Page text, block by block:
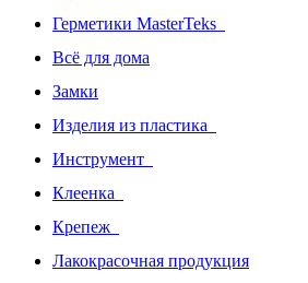
Герметики MasterTeks
Всё для дома
Замки
Изделия из пластика
Инструмент
Клеенка
Крепеж
Лакокрасочная продукция